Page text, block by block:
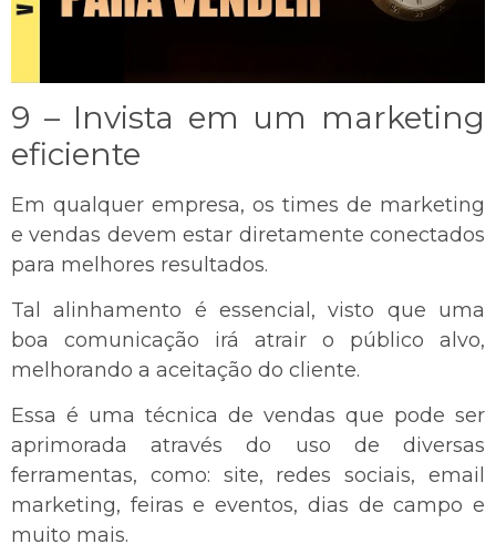
9 – Invista em um marketing
eficiente
Em qualquer empresa, os times de marketing
e vendas devem estar diretamente conectados
para melhores resultados.
Tal alinhamento é essencial, visto que uma
boa comunicação irá atrair o público alvo,
melhorando a aceitação do cliente.
Essa é uma técnica de vendas que pode ser
aprimorada através do uso de diversas
ferramentas, como: site, redes sociais, email
marketing, feiras e eventos, dias de campo e
muito mais.